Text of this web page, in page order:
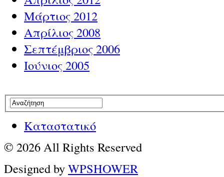
Μάρτιος 2012
Απρίλιος 2008
Σεπτέμβριος 2006
Ιούνιος 2005
Καταστατικό
© 2026 All Rights Reserved
Designed byWPSHOWER